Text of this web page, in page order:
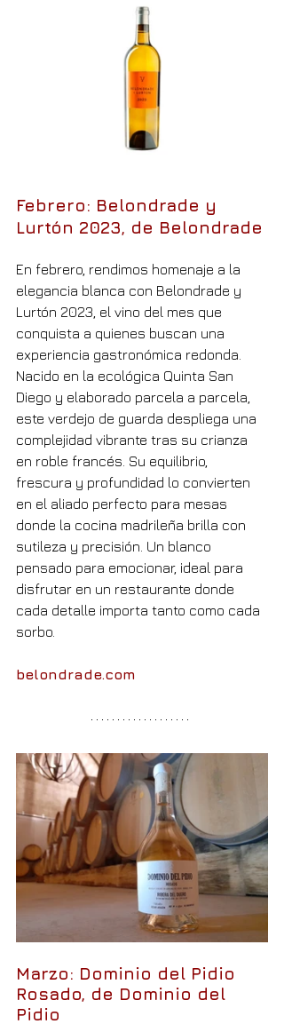
Febrero: Belondrade y
Lurtón 2023, de Belondrade
En febrero, rendimos homenaje a la
elegancia blanca con Belondrade y
Lurtón 2023, el vino del mes que
conquista a quienes buscan una
experiencia gastronómica redonda.
Nacido en la ecológica Quinta San
Diego y elaborado parcela a parcela,
este verdejo de guarda despliega una
complejidad vibrante tras su crianza
en roble francés. Su equilibrio,
frescura y profundidad lo convierten
en el aliado perfecto para mesas
donde la cocina madrileña brilla con
sutileza y precisión. Un blanco
pensado para emocionar, ideal para
disfrutar en un restaurante donde
cada detalle importa tanto como cada
sorbo.
belondrade.com
Marzo: Dominio del Pidio
Rosado, de Dominio del
Pidio